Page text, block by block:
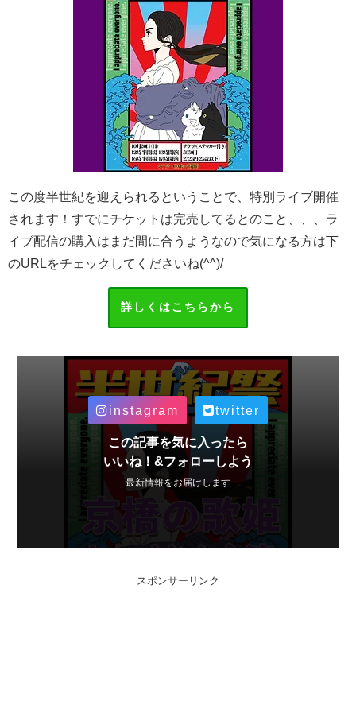
この度半世紀を迎えられるということで、特別ライブ開催
されます！すでにチケットは完売してるとのこと、、、ラ
イブ配信の購入はまだ間に合うようなので気になる方は下
のURLをチェックしてくださいね(^^)/
詳しくはこちらから
instagram twitter
この記事を気に入ったら
いいね！&フォローしよう
最新情報をお届けします
スポンサーリンク